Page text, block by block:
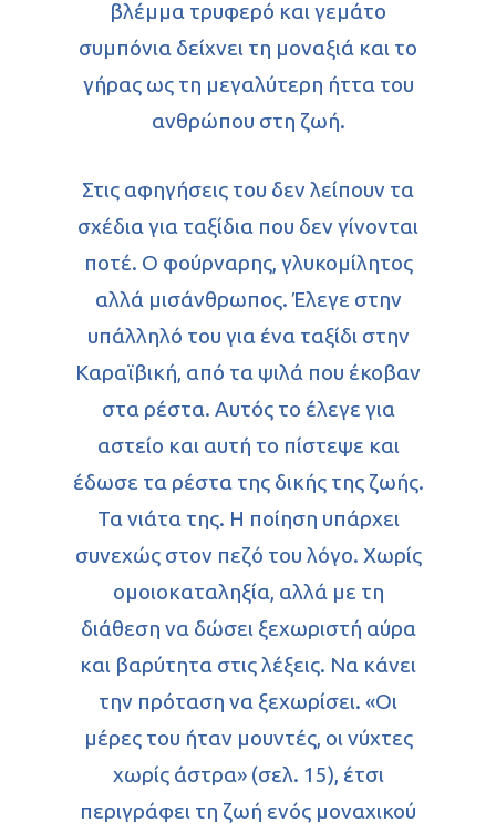
βλέμμα τρυφερό και γεμάτο
συμπόνια δείχνει τη μοναξιά και το
γήρας ως τη μεγαλύτερη ήττα του
ανθρώπου στη ζωή.
Στις αφηγήσεις του δεν λείπουν τα
σχέδια για ταξίδια που δεν γίνονται
ποτέ. Ο φούρναρης, γλυκομίλητος
αλλά μισάνθρωπος. Έλεγε στην
υπάλληλό του για ένα ταξίδι στην
Καραϊβική, από τα ψιλά που έκοβαν
στα ρέστα. Αυτός το έλεγε για
αστείο και αυτή το πίστεψε και
έδωσε τα ρέστα της δικής της ζωής.
Τα νιάτα της. Η ποίηση υπάρχει
συνεχώς στον πεζό του λόγο. Χωρίς
ομοιοκαταληξία, αλλά με τη
διάθεση να δώσει ξεχωριστή αύρα
και βαρύτητα στις λέξεις. Να κάνει
την πρόταση να ξεχωρίσει. «Οι
μέρες του ήταν μουντές, οι νύχτες
χωρίς άστρα» (σελ. 15), έτσι
περιγράφει τη ζωή ενός μοναχικού